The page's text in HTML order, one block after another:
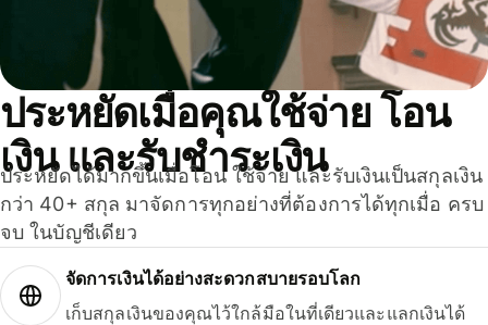
ประหยัดเมื่อคุณใช้จ่าย โอน
เงิน และรับชำระเงิน
ประหยัดได้มากขึ้นเมื่อโอน ใช้จ่าย และรับเงินเป็นสกุลเงิน
กว่า 40+ สกุล มาจัดการทุกอย่างที่ต้องการได้ทุกเมื่อ ครบ
จบ ในบัญชีเดียว
จัดการเงินได้อย่างสะดวกสบายรอบโลก
เก็บสกุลเงินของคุณไว้ใกล้มือในที่เดียวและแลกเงินได้